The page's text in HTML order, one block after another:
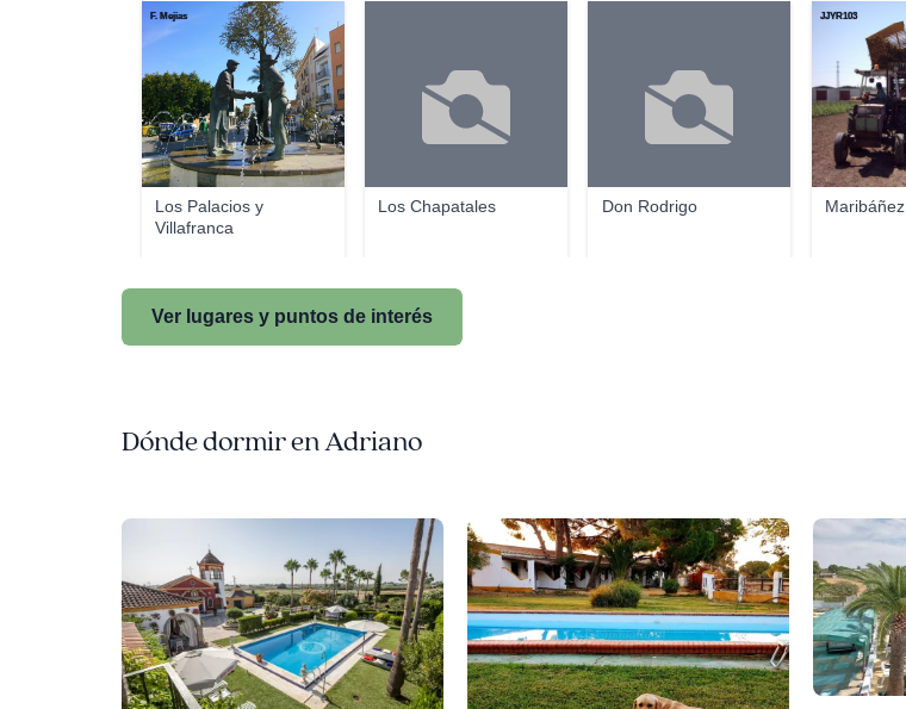
Los Palacios y
Villafranca
F. Mejias
Los Chapatales Don Rodrigo Maribáñez
JJYR103
Ver lugares y puntos de interés
Dónde dormir en Adriano